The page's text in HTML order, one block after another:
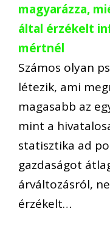
magyarázza,
által érzékelt
mértnél
Számos olyan
létezik, ami
magasabb az
mint a
statisztika ad
gazdaságot
árváltozásról,
érzékelt…